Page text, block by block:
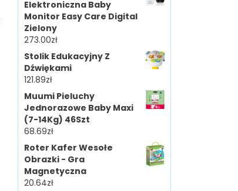
Elektroniczna Baby
Monitor Easy Care Digital
Zielony
273.00zł
Stolik Edukacyjny Z
Dźwiękami
121.89zł
Muumi Pieluchy
Jednorazowe Baby Maxi
(7-14Kg) 46Szt
68.69zł
Roter Kafer Wesołe
Obrazki - Gra
Magnetyczna
20.64zł